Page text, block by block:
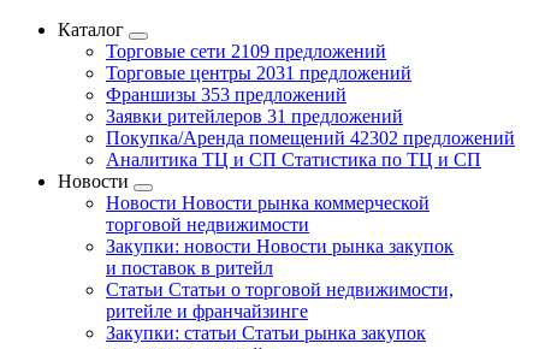
Каталог
Торговые сети 2109 предложений
Торговые центры 2031 предложений
Франшизы 353 предложений
Заявки ритейлеров 31 предложений
Покупка/Аренда помещений 42302 предложений
Аналитика ТЦ и СП Статистика по ТЦ и СП
Новости
Новости Новости рынка коммерческой
торговой недвижимости
Закупки: новости Новости рынка закупок
и поставок в ритейл
Статьи Статьи о торговой недвижимости,
ритейле и франчайзинге
Закупки: статьи Статьи рынка закупок